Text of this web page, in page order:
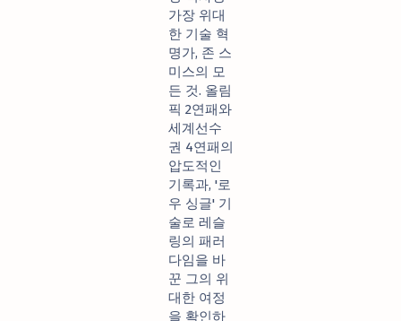
가장 위대
한 기술 혁
명가, 존 스
미스의 모
든 것. 올림
픽 2연패와
세계선수
권 4연패의
압도적인
기록과, '로
우 싱글' 기
술로 레슬
링의 패러
다임을 바
꾼 그의 위
대한 여정
을 확인하